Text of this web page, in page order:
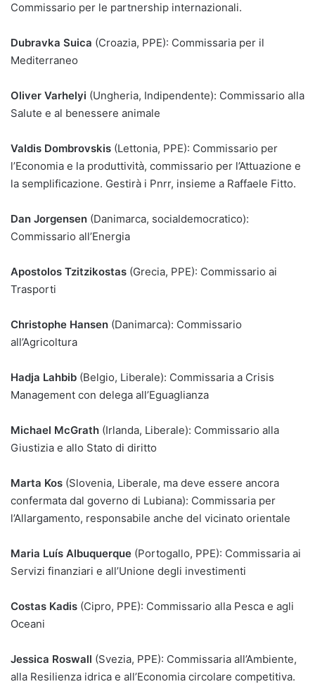
Commissario per le partnership internazionali.
Dubravka Suica (Croazia, PPE): Commissaria per il
Mediterraneo
Oliver Varhelyi (Ungheria, Indipendente): Commissario alla
Salute e al benessere animale
Valdis Dombrovskis (Lettonia, PPE): Commissario per
l’Economia e la produttività, commissario per l’Attuazione e
la semplificazione. Gestirà i Pnrr, insieme a Raffaele Fitto.
Dan Jorgensen (Danimarca, socialdemocratico):
Commissario all’Energia
Apostolos Tzitzikostas (Grecia, PPE): Commissario ai
Trasporti
Christophe Hansen (Danimarca): Commissario
all’Agricoltura
Hadja Lahbib (Belgio, Liberale): Commissaria a Crisis
Management con delega all’Eguaglianza
Michael McGrath (Irlanda, Liberale): Commissario alla
Giustizia e allo Stato di diritto
Marta Kos (Slovenia, Liberale, ma deve essere ancora
confermata dal governo di Lubiana): Commissaria per
l’Allargamento, responsabile anche del vicinato orientale
Maria Luís Albuquerque (Portogallo, PPE): Commissaria ai
Servizi finanziari e all’Unione degli investimenti
Costas Kadis (Cipro, PPE): Commissario alla Pesca e agli
Oceani
Jessica Roswall (Svezia, PPE): Commissaria all’Ambiente,
alla Resilienza idrica e all’Economia circolare competitiva.